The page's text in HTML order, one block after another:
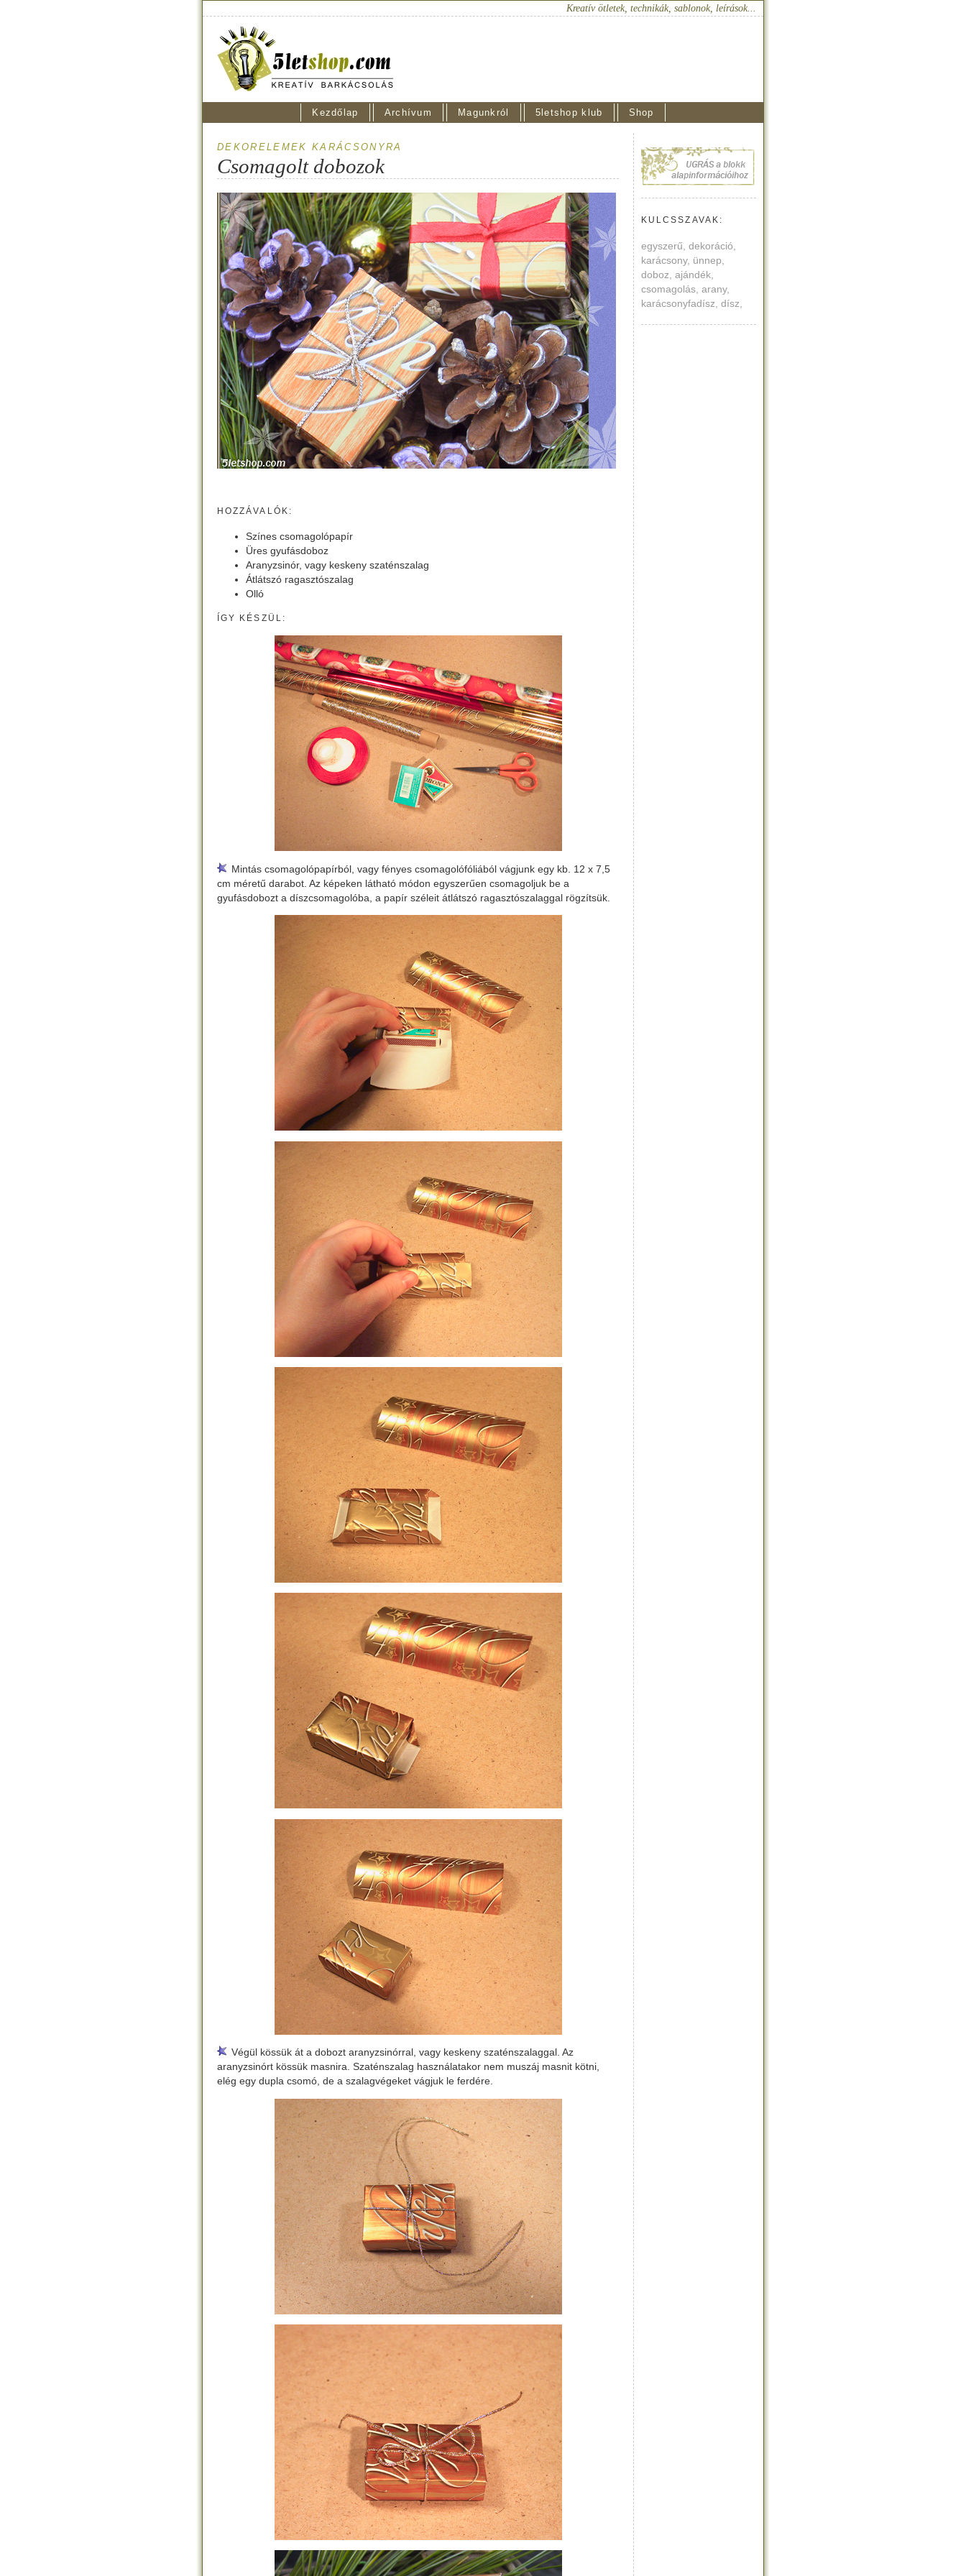
Kreatív ötletek, technikák, sablonok, leírások...
Kezdőlap Archívum Magunkról 5letshop klub Shop
KULCSSZAVAK:
egyszerű, dekoráció,
karácsony, ünnep,
doboz, ajándék,
csomagolás, arany,
karácsonyfadísz, dísz,
DEKORELEMEK KARÁCSONYRA
Csomagolt dobozok
HOZZÁVALÓK:
Színes csomagolópapír
Üres gyufásdoboz
Aranyzsinór, vagy keskeny szaténszalag
Átlátszó ragasztószalag
Olló
ÍGY KÉSZÜL:
Mintás csomagolópapírból, vagy fényes csomagolófóliából vágjunk egy kb. 12 x 7,5
cm méretű darabot. Az képeken látható módon egyszerűen csomagoljuk be a
gyufásdobozt a díszcsomagolóba, a papír széleit átlátszó ragasztószalaggal rögzítsük.
Végül kössük át a dobozt aranyzsinórral, vagy keskeny szaténszalaggal. Az
aranyzsinórt kössük masnira. Szaténszalag használatakor nem muszáj masnit kötni,
elég egy dupla csomó, de a szalagvégeket vágjuk le ferdére.